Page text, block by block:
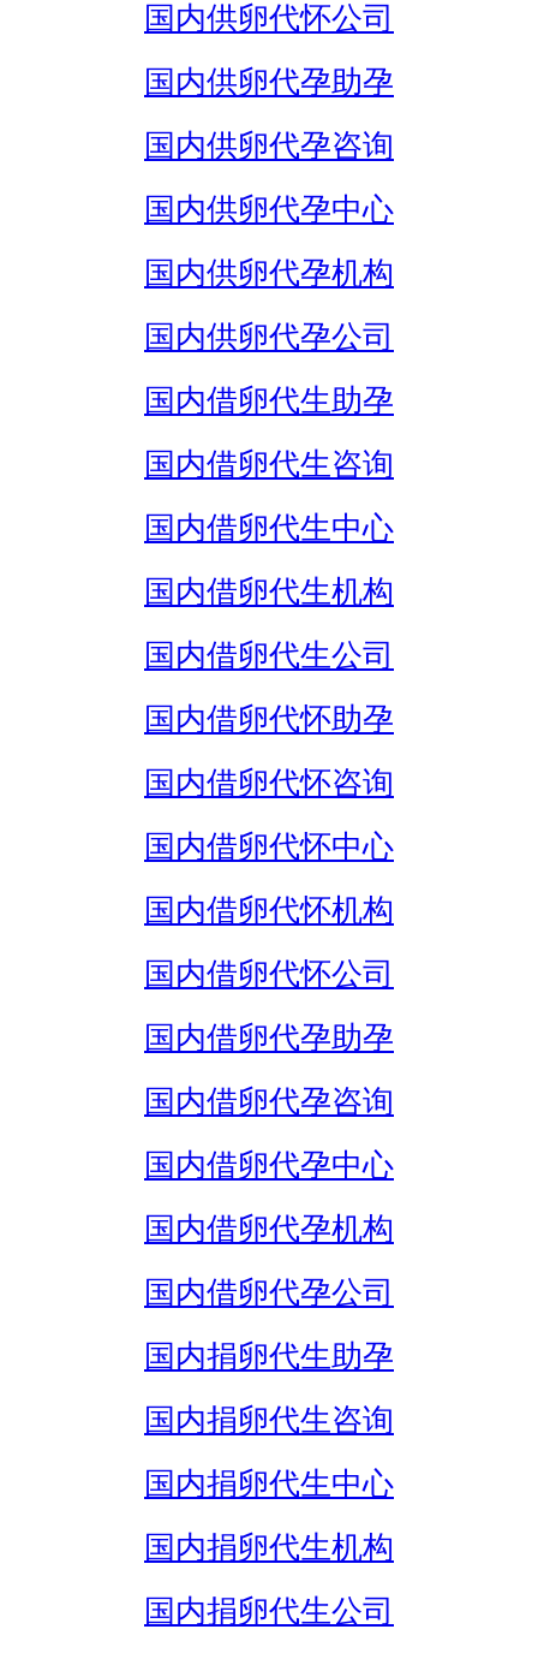
国内供卵代怀公司
国内供卵代孕助孕
国内供卵代孕咨询
国内供卵代孕中心
国内供卵代孕机构
国内供卵代孕公司
国内借卵代生助孕
国内借卵代生咨询
国内借卵代生中心
国内借卵代生机构
国内借卵代生公司
国内借卵代怀助孕
国内借卵代怀咨询
国内借卵代怀中心
国内借卵代怀机构
国内借卵代怀公司
国内借卵代孕助孕
国内借卵代孕咨询
国内借卵代孕中心
国内借卵代孕机构
国内借卵代孕公司
国内捐卵代生助孕
国内捐卵代生咨询
国内捐卵代生中心
国内捐卵代生机构
国内捐卵代生公司